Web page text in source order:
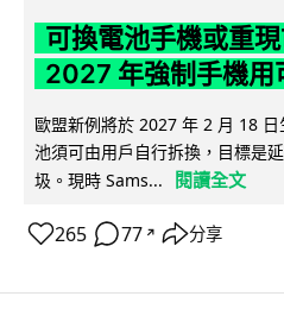
可換電池手機或重
2027 年強制手機用
歐盟新例將於 2027 年 2 月 18
池須可由用戶自行拆換，目標是
圾。現時 Sams...
閱讀全文
265 77 ↗ 分享